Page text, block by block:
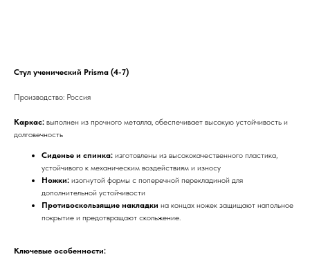
Стул ученический Prisma (4-7)
Производство: Россия
Каркас: выполнен из прочного металла, обеспечивает высокую устойчивость и
долговечность
Сиденье и спинка: изготовлены из высококачественного пластика,
устойчивого к механическим воздействиям и износу
Ножки: изогнутой формы с поперечной перекладиной для
дополнительной устойчивости
Противоскользящие накладки на концах ножек защищают напольное
покрытие и предотвращают скольжение.
Ключевые особенности: